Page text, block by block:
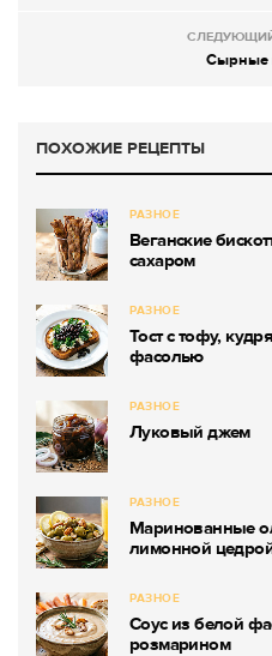
Сырные
ПОХОЖИЕ РЕЦЕПТЫ
РАЗНОЕ
Веганские
сахаром
РАЗНОЕ
Тост с тофу,
фасолью
РАЗНОЕ
Луковый джем
РАЗНОЕ
Маринованные
лимонной
РАЗНОЕ
Соус из белой
розмарином